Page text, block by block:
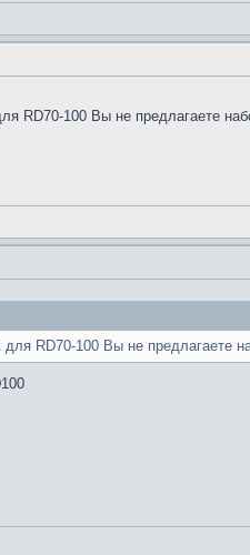
RD70-100 Вы не предлагаете
RD70-100 Вы не предлагаете